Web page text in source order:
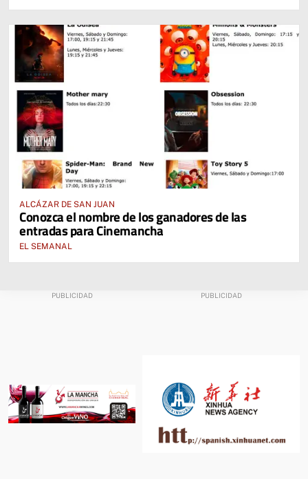
ALCÁZAR DE SAN JUAN
Conozca el nombre de los ganadores de las
entradas para Cinemancha
EL SEMANAL